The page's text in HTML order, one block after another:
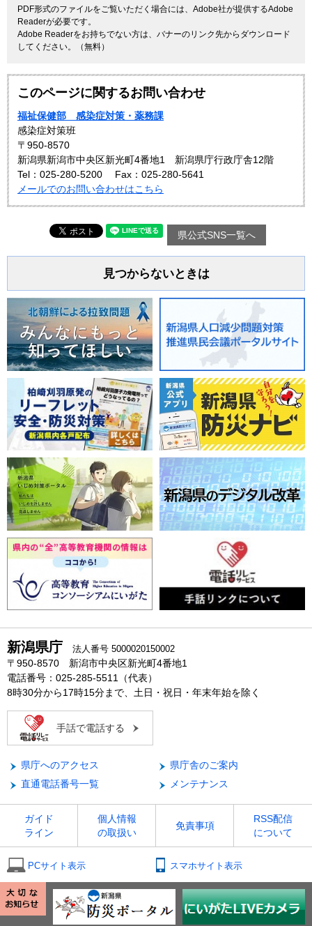
PDF形式のファイルをご覧いただく場合には、Adobe社が提供するAdobe
Readerが必要です。
Adobe Readerをお持ちでない方は、バナーのリンク先からダウンロード
してください。（無料）
このページに関するお問い合わせ
福祉保健部 感染症対策・薬務課
感染症対策班
〒950-8570
新潟県新潟市中央区新光町4番地1 新潟県庁行政庁舎12階
Tel：025-280-5200
Fax：025-280-5641
メールでのお問い合わせはこちら
県公式SNS一覧へ
見つからないときは
新潟県庁 法人番号 5000020150002
〒950-8570 新潟市中央区新光町4番地1
電話番号：025-285-5511（代表）
8時30分から17時15分まで、土日・祝日・年末年始を除く
手話で電話する
県庁へのアクセス
県庁舎のご案内
直通電話番号一覧
メンテナンス
ガイド
ライン
個人情報
の取扱い
免責事項
RSS配信
について
PCサイト表示 スマホサイト表示